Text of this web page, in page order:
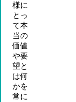
様に
とっ
て本
当の
価値
や要
望と
は何
かを
常に